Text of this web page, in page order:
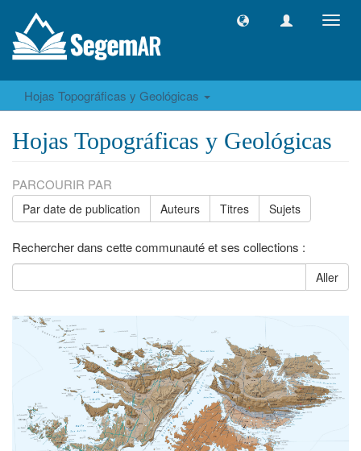
Hojas Topográficas y Geológicas
Hojas Topográficas y Geológicas
PARCOURIR PAR
Par date de publication Auteurs Titres Sujets
Rechercher dans cette communauté et ses collections :
Aller